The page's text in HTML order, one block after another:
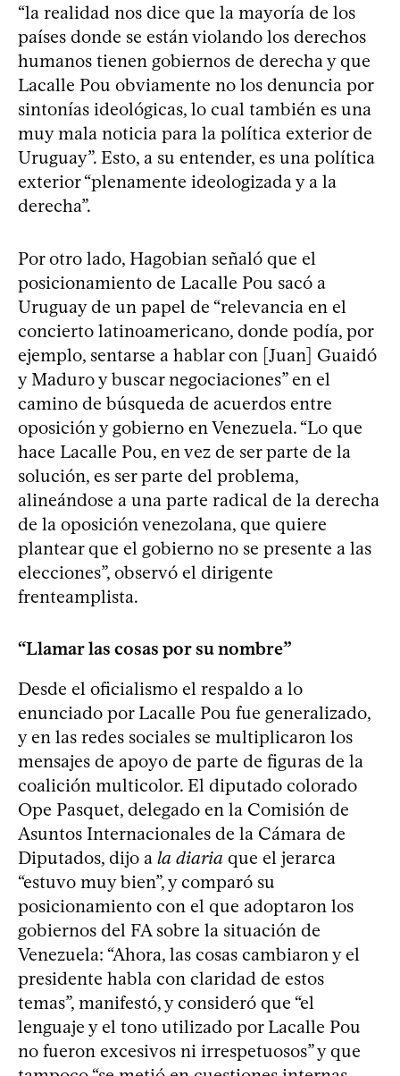
“la realidad nos dice que la mayoría de los
países donde se están violando los derechos
humanos tienen gobiernos de derecha y que
Lacalle Pou obviamente no los denuncia por
sintonías ideológicas, lo cual también es una
muy mala noticia para la política exterior de
Uruguay”. Esto, a su entender, es una política
exterior “plenamente ideologizada y a la
derecha”.
Por otro lado, Hagobian señaló que el
posicionamiento de Lacalle Pou sacó a
Uruguay de un papel de “relevancia en el
concierto latinoamericano, donde podía, por
ejemplo, sentarse a hablar con [Juan] Guaidó
y Maduro y buscar negociaciones” en el
camino de búsqueda de acuerdos entre
oposición y gobierno en Venezuela. “Lo que
hace Lacalle Pou, en vez de ser parte de la
solución, es ser parte del problema,
alineándose a una parte radical de la derecha
de la oposición venezolana, que quiere
plantear que el gobierno no se presente a las
elecciones”, observó el dirigente
frenteamplista.
“Llamar las cosas por su nombre”
Desde el oficialismo el respaldo a lo
enunciado por Lacalle Pou fue generalizado,
y en las redes sociales se multiplicaron los
mensajes de apoyo de parte de figuras de la
coalición multicolor. El diputado colorado
Ope Pasquet, delegado en la Comisión de
Asuntos Internacionales de la Cámara de
Diputados, dijo a la diaria que el jerarca
“estuvo muy bien”, y comparó su
posicionamiento con el que adoptaron los
gobiernos del FA sobre la situación de
Venezuela: “Ahora, las cosas cambiaron y el
presidente habla con claridad de estos
temas”, manifestó, y consideró que “el
lenguaje y el tono utilizado por Lacalle Pou
no fueron excesivos ni irrespetuosos” y que